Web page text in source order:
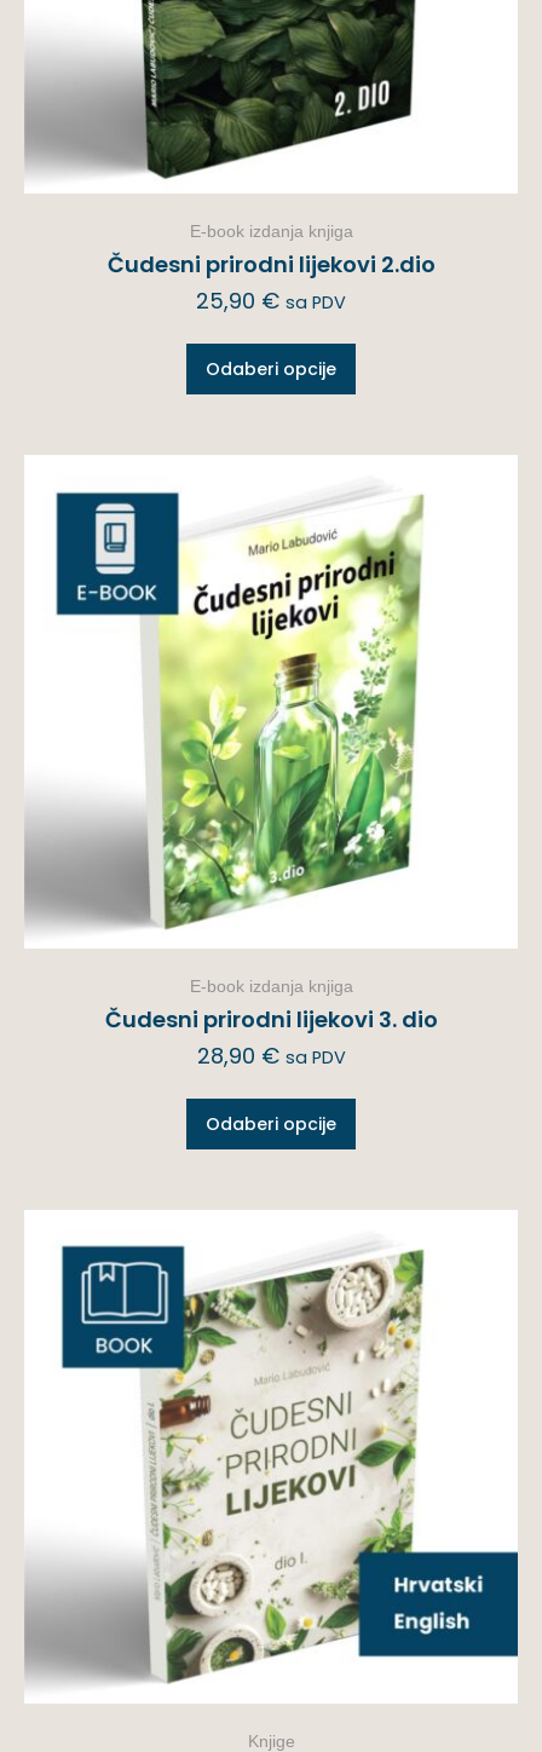
E-book izdanja knjiga
Čudesni prirodni lijekovi 2.dio
25,90 € sa PDV
Odaberi opcije
E-book izdanja knjiga
Čudesni prirodni lijekovi 3. dio
28,90 € sa PDV
Odaberi opcije
Knjige